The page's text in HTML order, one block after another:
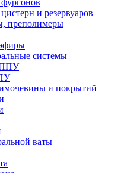
и резервуаров
преполимеры
системы
ППУ
и покрытий
ваты